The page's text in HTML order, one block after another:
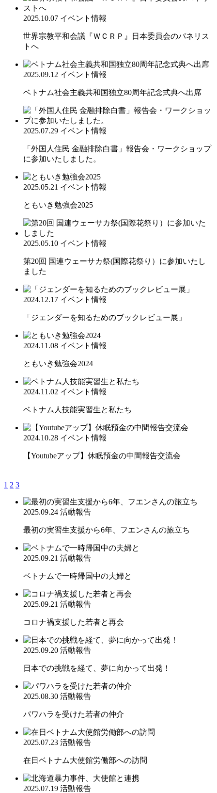
2025.10.07 イベント情報
世界宗教平和会議『ＷＣＲＰ』日本委員会のパネリス
トへ
2025.09.12 イベント情報
ベトナム社会主義共和国独立80周年記念式典へ出席
2025.07.29 イベント情報
「外国人住民 金融排除白書」報告会・ワークショップ
に参加いたしました。
2025.05.21 イベント情報
ともいき勉強会2025
2025.05.10 イベント情報
第20回 国連ウェーサカ祭(国際花祭り）に参加いたし
ました
2024.12.17 イベント情報
「ジェンダーを知るためのブックレビュー展」
2024.11.08 イベント情報
ともいき勉強会2024
2024.11.02 イベント情報
ベトナム人技能実習生と私たち
2024.10.28 イベント情報
【Youtubeアップ】休眠預金の中間報告交流会
1 2 3
2025.09.24 活動報告
最初の実習生支援から6年、フエンさんの旅立ち
2025.09.21 活動報告
ベトナムで一時帰国中の夫婦と
2025.09.21 活動報告
コロナ禍支援した若者と再会
2025.09.20 活動報告
日本での挑戦を経て、夢に向かって出発！
2025.08.30 活動報告
パワハラを受けた若者の仲介
2025.07.23 活動報告
在日ベトナム大使館労働部への訪問
2025.07.19 活動報告